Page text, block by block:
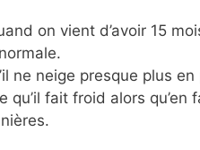
on vient d’avoir 15
ne neige presque plus en
qu’il fait froid alors